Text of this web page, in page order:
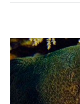
Natalja
250